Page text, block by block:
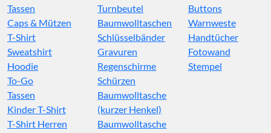
Tassen
Caps & Mützen
T-Shirt
Sweatshirt
Hoodie
To-Go
Turnbeutel
Baumwolltaschen
Schlüsselbänder
Gravuren
Regenschirme
Schürzen
Buttons
Warnweste
Handtücher
Fotowand
Stempel
Tassen
Kinder T-Shirt
T-Shirt Herren
Baumwolltasche
(kurzer Henkel)
Baumwolltasche